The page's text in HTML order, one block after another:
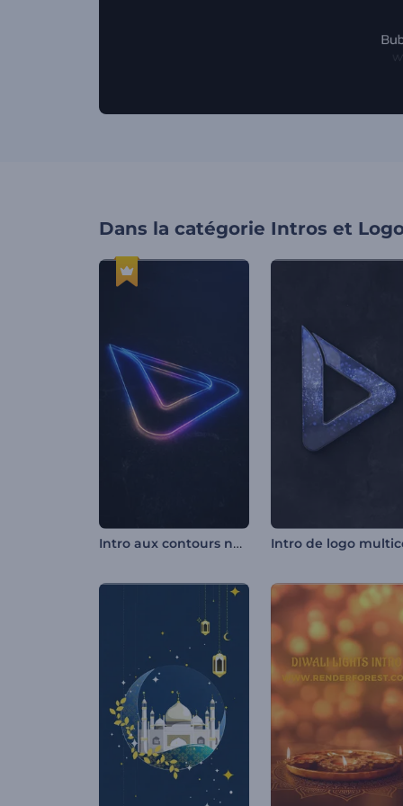
Dans la catégorie Intros et
Intro aux contours néon